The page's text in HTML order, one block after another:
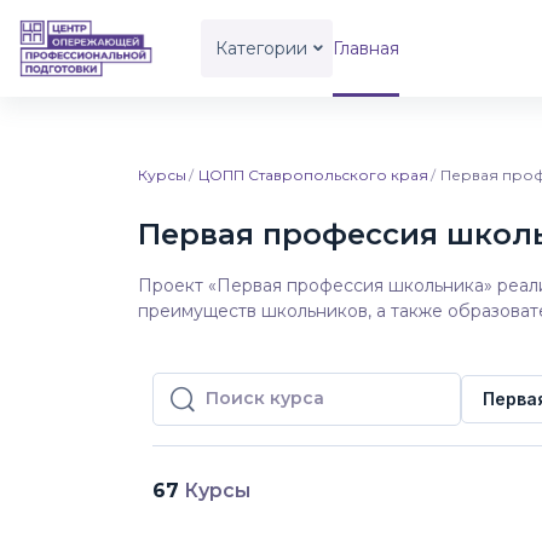
Категории Главная
Курсы ЦОПП Ставропольского края Первая
Первая профессия
Проект «Первая профессия школьника»
преимуществ школьников, а также
Поиск курса
Поиск курса
67 Курсы